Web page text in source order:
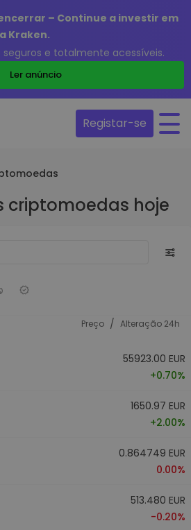
– Continue a investir em
Kraken.
seguros e totalmente acessíveis.
Ler anúncio
Registar-se
criptomoedas hoje
Preço / Alteração 24h
55923.00 EUR
+0.70%
1650.97 EUR
+2.00%
0.864749 EUR
0.00%
513.480 EUR
-0.20%